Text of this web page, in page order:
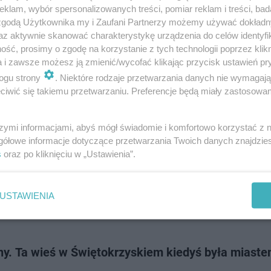
we wschodniej części regionu skrywa w sobie magię, o której wielu
do wielkoś…
labirynt w polu kukurydzy. Nowa atrakcja
na niezapomnianą letnią przygodę w sercu województwa
Zespół Pałacowy w Kurozwękach po raz kolejny udowadnia,
Ta wieś w Świętokrzyskiem kiedyś była
wybór spersonalizowanych treści, pomiar reklam i treści,
Użytkownika my i Zaufani Partnerzy możemy używać
aktywnie skanować charakterystykę urządzenia do celów
prosimy o zgodę na korzystanie z tych technologii poprzez
i zawsze możesz ją zmienić/wycofać klikając przycisk ustawień
strony
. Niektóre rodzaje przetwarzania danych nie
się takiemu przetwarzaniu. Preferencje będą miały
informacjami, abyś mógł świadomie i komfortowo korzystać z
informacje dotyczące przetwarzania Twoich danych
oraz po kliknięciu w „Ustawienia”.
USTAWIENIA